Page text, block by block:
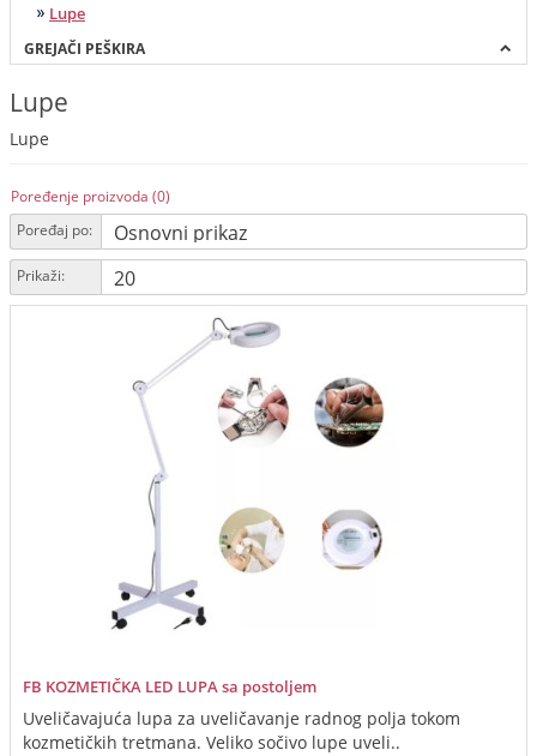
Lupe
GREJAČI PEŠKIRA
Lupe
Lupe
Poređenje proizvoda (0)
Poređaj po:
Prikaži:
FB KOZMETIČKA LED LUPA sa postoljem
Uveličavajuća lupa za uveličavanje radnog polja tokom
kozmetičkih tretmana. Veliko sočivo lupe uveli..